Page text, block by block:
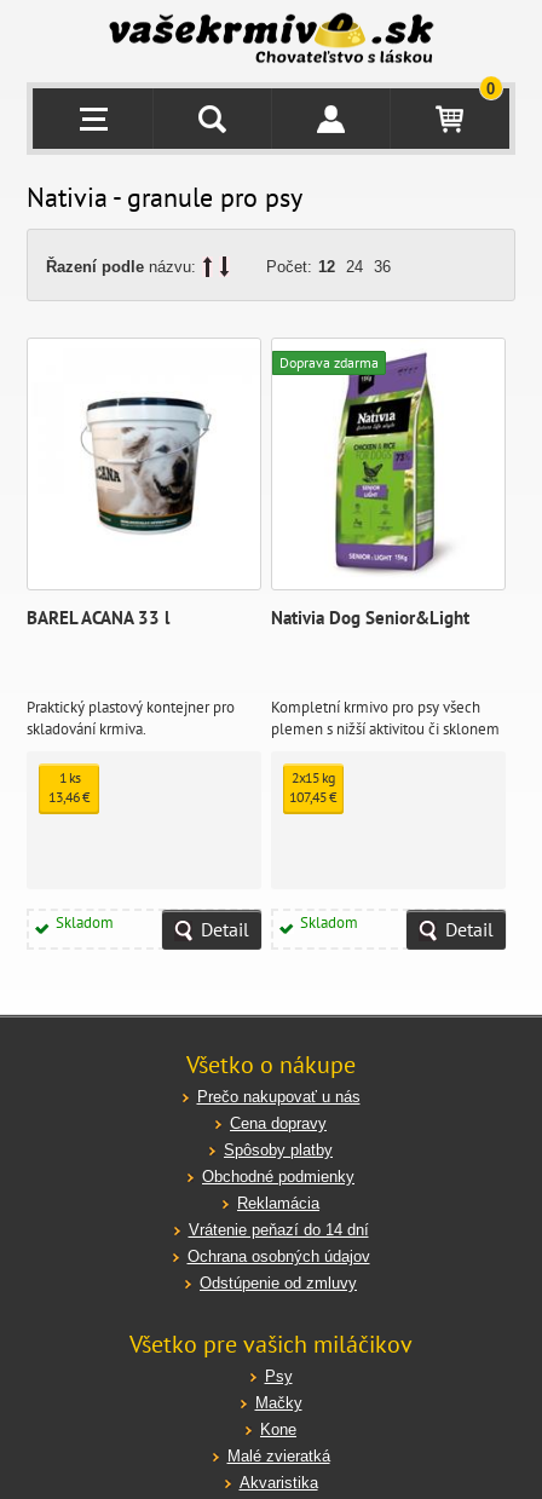
0
Nativia - granule pro psy
Řazení podle názvu: Počet: 12 24 36
BAREL ACANA 33 l
Praktický plastový kontejner pro
skladování krmiva.
1 ks
13,46 €
Skladom Detail
Doprava zdarma
Nativia Dog Senior&Light
Kompletní krmivo pro psy všech
plemen s nižší aktivitou či sklonem
psy od 8-10 let.
2x15 kg
107,45 €
Skladom Detail
Všetko o nákupe
Prečo nakupovať u nás
Cena dopravy
Spôsoby platby
Obchodné podmienky
Reklamácia
Vrátenie peňazí do 14 dní
Ochrana osobných údajov
Odstúpenie od zmluvy
Všetko pre vašich miláčikov
Psy
Mačky
Kone
Malé zvieratká
Akvaristika